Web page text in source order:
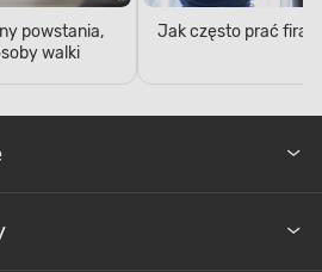
powstania,
walki
Jak często prać